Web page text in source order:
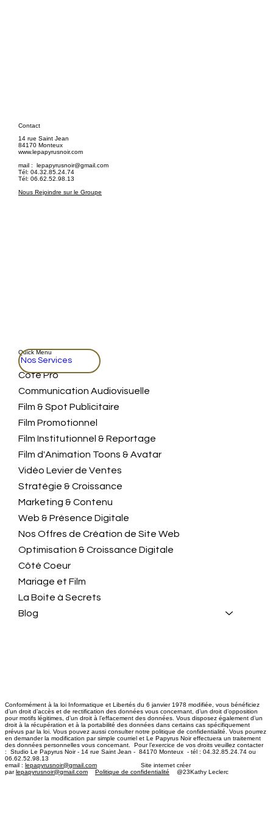
Contact
14 rue Saint Jean
84170 Monteux
www.lepapyrusnoir.com
mail : lepapyrusnoir@gmail.com
Tél: 04.32.85.24.74
Tél: 06.62.52.98.13
Nous Rejoindre sur le Groupe
Quick Menu
Coté Pro
Communication Audiovisuelle
Film & Spot Publicitaire
Film Promotionnel
Film Institutionnel & Reportage
Film d'Animation Toons & Avatar
Vidéo Levier de Ventes
Stratégie & Croissance
Marketing & Contenu
Web & Présence Digitale
Nos Offres de Création de Site Web
Optimisation & Croissance Digitale
Côté Coeur
Mariage et Film
La Boite à Secrets
Blog
Nos Services
Conformément à la loi Informatique et Libertés du 6 janvier 1978 modifiée, vous bénéficiez
d’un droit d’accès et de rectification des données vous concernant, d’un droit d’opposition
pour motifs légitimes, d’un droit à l’effacement des données. Vous disposez également d’un
droit à la récupération et à la portabilité des données dans certains cas spécifiquement
prévus par la loi. Vous pouvez aussi consulter notre politique de confidentialité. Vous pourrez
en demander la modification par simple courriel et Le Papyrus Noir effectuera un traitement
des données personnelles vous concernant. Pour l’exercice de vos droits veuillez contacter
: Studio Le Papyrus Noir - 14 rue Saint Jean - 84170 Monteux - tél : 04.32.85.24.74 ou
06.62.52.98.13
email : lepapyrusnoir@gmail.com ​ Site internet créer
parlepapyrusnoir@gmail.com Politique de confidentialité @23Kathy Leclerc